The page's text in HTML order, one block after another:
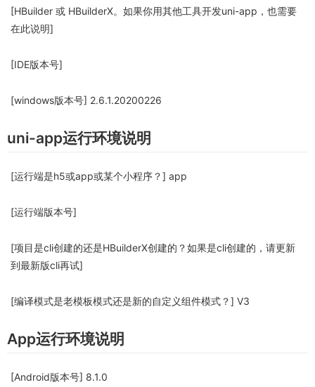
[HBuilder 或 HBuilderX。如果你用其他工具开发uni-app，也需要
在此说明]
[IDE版本号]
[windows版本号] 2.6.1.20200226
uni-app运行环境说明
[运行端是h5或app或某个小程序？] app
[运行端版本号]
[项目是cli创建的还是HBuilderX创建的？如果是cli创建的，请更新
到最新版cli再试]
[编译模式是老模板模式还是新的自定义组件模式？] V3
App运行环境说明
[Android版本号] 8.1.0